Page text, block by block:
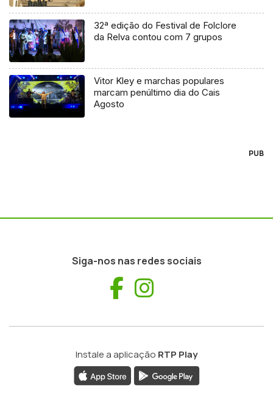
32ª edição do Festival de Folclore
da Relva contou com 7 grupos
Vitor Kley e marchas populares
marcam penúltimo dia do Cais
Agosto
PUB
Siga-nos nas redes sociais
Facebook
Instale a aplicação RTP Play